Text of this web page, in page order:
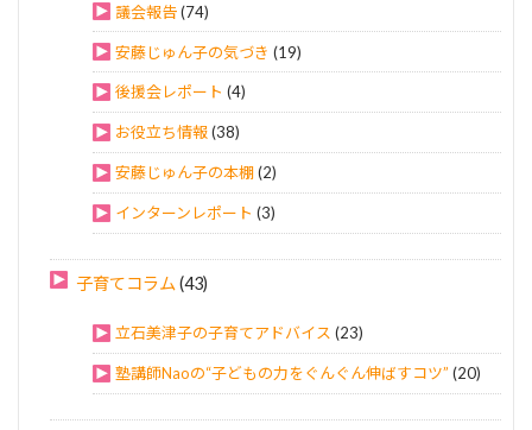
議会報告(74)
安藤じゅん子の気づき (19)
後援会レポート (4)
お役立ち情報(38)
安藤じゅん子の本棚(2)
インターンレポート (3)
子育てコラム (43)
立石美津子の子育てアドバイス (23)
塾講師Naoの“子どもの力をぐんぐん伸ばすコツ” (20)